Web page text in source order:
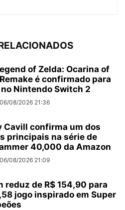
of Zelda: Ocarina of
é confirmado para
Nintendo Switch 2
06/08/2026 21:36
Cavill confirma um dos
principais na série de
40,000 da Amazon
06/08/2026 21:09
reduz de R$ 154,90 para
jogo inspirado em Super